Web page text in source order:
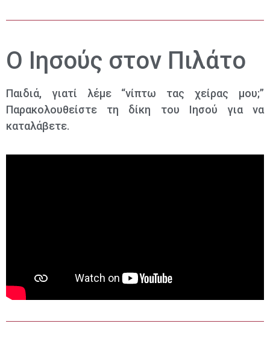
Ο Ιησούς στον Πιλάτο​
Παιδιά, γιατί λέμε “νίπτω τας χείρας μου;”
Παρακολουθείστε τη δίκη του Ιησού για να
καταλάβετε.